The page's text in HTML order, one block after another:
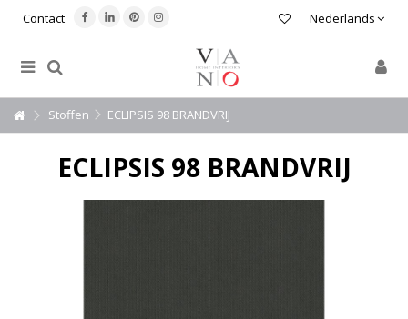
Nederlands
Contact
Stoffen ECLIPSIS 98 BRANDVRIJ
ECLIPSIS 98 BRANDVRIJ